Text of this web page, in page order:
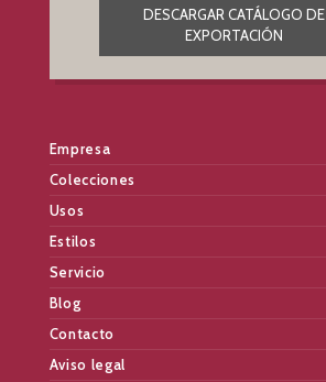
DESCARGAR CATÁLOGO DE
EXPORTACIÓN
Empresa
Colecciones
Usos
Estilos
Servicio
Blog
Contacto
Aviso legal